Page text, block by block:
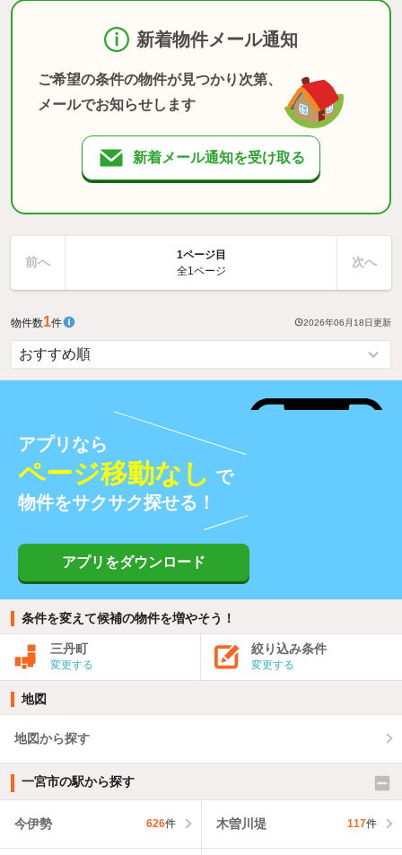
新着物件メール通知
ご希望の条件の物件が見つかり次第、
メールでお知らせします
新着メール通知を受け取る
前へ
1ページ目
全1ページ
次へ
物件数1件 2026年06月18日更新
アプリなら
ページ移動なし で
物件をサクサク探せる！
アプリをダウンロード
条件を変えて候補の物件を増やそう！
三丹町
変更する
絞り込み条件
変更する
地図
地図から探す
一宮市の駅から探す
今伊勢 626件 木曽川堤 117件